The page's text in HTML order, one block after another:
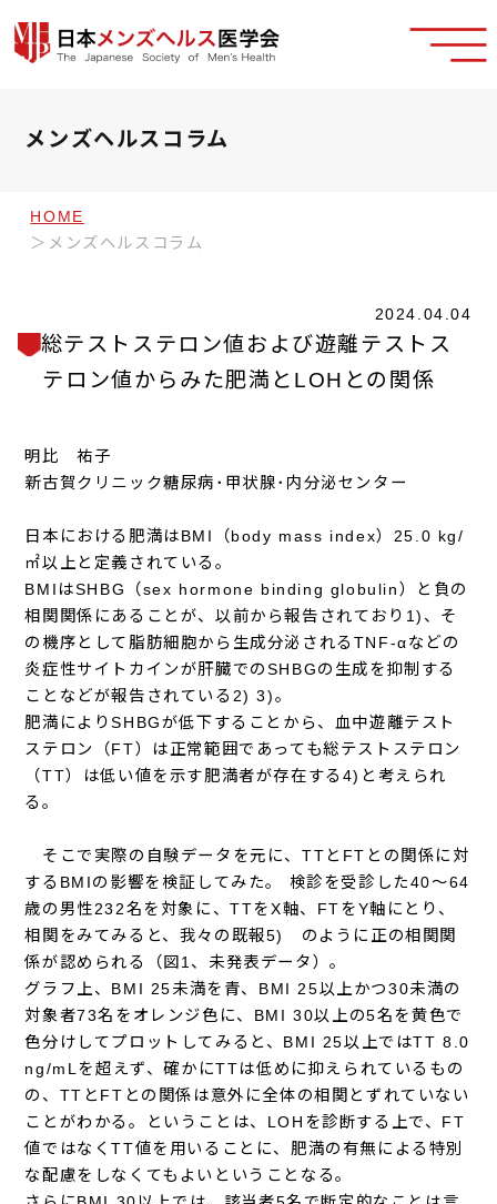
メンズヘルスコラム
HOME
メンズヘルスコラム
2024.04.04
総テストステロン値および遊離テストス
テロン値からみた肥満とLOHとの関係
明比 祐子
新古賀クリニック糖尿病･甲状腺･内分泌センター
日本における肥満はBMI（body mass index）25.0 kg/
㎡以上と定義されている。
BMIはSHBG（sex hormone binding globulin）と負の
相関関係にあることが、以前から報告されており1)、そ
の機序として脂肪細胞から生成分泌されるTNF-αなどの
炎症性サイトカインが肝臓でのSHBGの生成を抑制する
ことなどが報告されている2) 3)。
肥満によりSHBGが低下することから、血中遊離テスト
ステロン（FT）は正常範囲であっても総テストステロン
（TT）は低い値を示す肥満者が存在する4)と考えられ
る。
そこで実際の自験データを元に、TTとFTとの関係に対
するBMIの影響を検証してみた。 検診を受診した40～64
歳の男性232名を対象に、TTをX軸、FTをY軸にとり、
相関をみてみると、我々の既報5) のように正の相関関
係が認められる（図1、未発表データ）。
グラフ上、BMI 25未満を青、BMI 25以上かつ30未満の
対象者73名をオレンジ色に、BMI 30以上の5名を黄色で
色分けしてプロットしてみると、BMI 25以上ではTT 8.0
ng/mLを超えず、確かにTTは低めに抑えられているもの
の、TTとFTとの関係は意外に全体の相関とずれていない
ことがわかる。ということは、LOHを診断する上で、FT
値ではなくTT値を用いることに、肥満の有無による特別
な配慮をしなくてもよいということなる。